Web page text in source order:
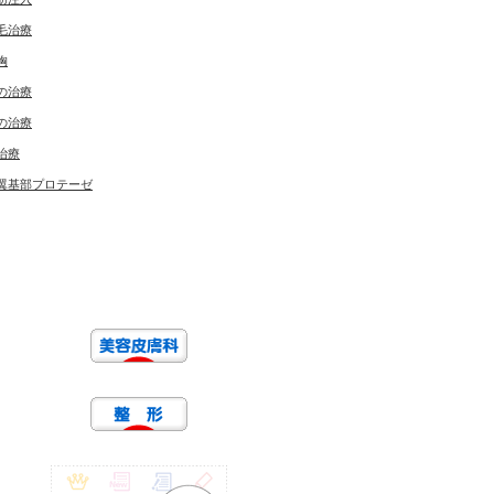
治療
治療
治療
療
基部プロテーゼ